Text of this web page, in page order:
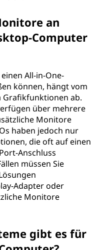
an
Computer
All-in-One-
können, hängt vom
Grafikfunktionen ab.
über mehrere
Monitore
haben jedoch nur
die oft auf einen
Anschluss
müssen Sie
Adapter oder
Monitore
gibt es für